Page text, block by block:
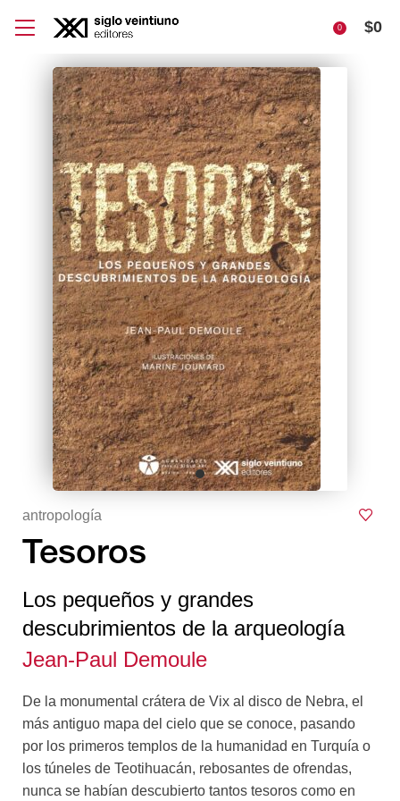
0 $0
antropología
Tesoros
Los pequeños y grandes
descubrimientos de la arqueología
Jean-Paul Demoule
De la monumental crátera de Vix al disco de Nebra, el
más antiguo mapa del cielo que se conoce, pasando
por los primeros templos de la humanidad en Turquía o
los túneles de Teotihuacán, rebosantes de ofrendas,
nunca se habían descubierto tantos tesoros como en